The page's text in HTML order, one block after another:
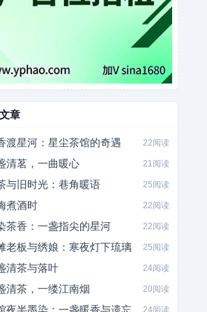
章
渡星河：星尘茶馆的奇遇 22阅读
清茗，一曲暖心 21阅读
与旧时光：巷角暖语 25阅读
煮酒时 22阅读
茶香：一盏指尖的星河 22阅读
老板与绣娘：寒夜灯下琉璃 25阅读
清茶与落叶 24阅读
清茶，一缕江南烟 20阅读
夜半墨染：一盏暖香与遗忘 24阅读